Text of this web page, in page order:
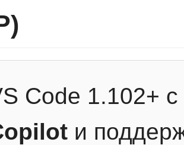
Code 1.102+
и